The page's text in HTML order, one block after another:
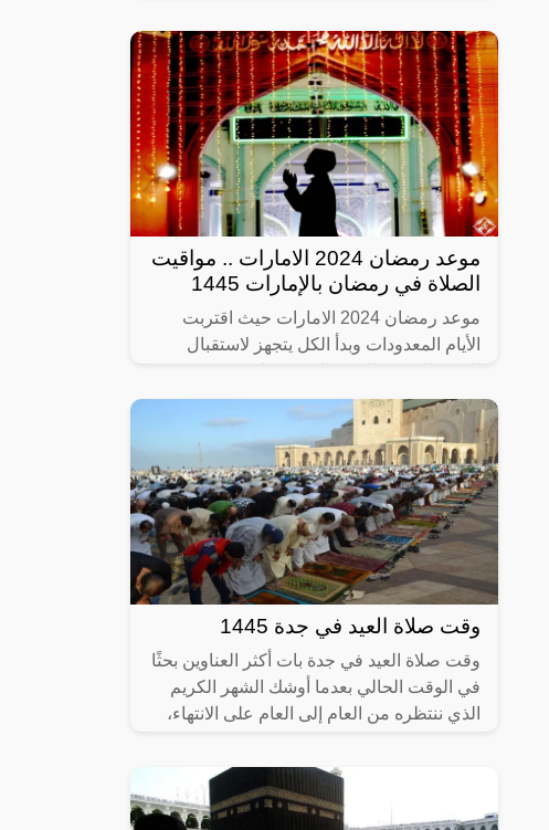
موعد رمضان 2024 الامارات .. مواقيت
الصلاة في رمضان بالإمارات 1445
موعد رمضان 2024 الامارات حيث اقتربت
الأيام المعدودات وبدأ الكل يتجهز لاستقبال
الحسنات وتتسلسل فيه الشياطين لنتفرغ نحن
إلى
وقت صلاة العيد في جدة 1445
وقت صلاة العيد في جدة بات أكثر العناوين بحثًا
في الوقت الحالي بعدما أوشك الشهر الكريم
الذي ننتظره من العام إلى العام على الانتهاء،